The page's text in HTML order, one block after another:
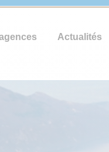
Actualités